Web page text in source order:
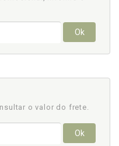
Ok
o valor do frete.
Ok